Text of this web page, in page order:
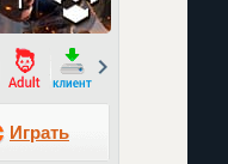
Играть